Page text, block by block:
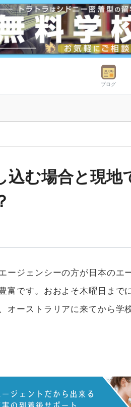
ブログ
込む場合と現地
ージェンシーの方が日本のエ
富です。おおよそ木曜日まで
オーストラリアに来てから学